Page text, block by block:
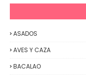
ASADOS
AVES Y CAZA
BACALAO